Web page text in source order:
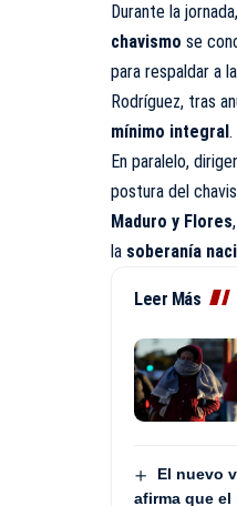
Durante la
chavismo se
para respaldar a
Rodríguez, tras
mínimo integral .
En paralelo,
postura del
Maduro y Flores
la soberanía
Leer Más
El nuevo
afirma que el